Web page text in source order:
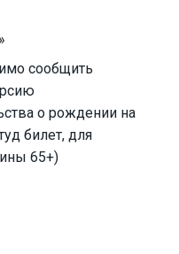
сообщить
о рождении на
билет, для
65+)